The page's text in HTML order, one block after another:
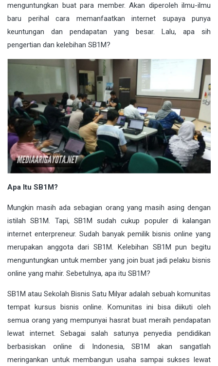
menguntungkan buat para member. Akan diperoleh ilmu-ilmu
baru perihal cara memanfaatkan internet supaya punya
keuntungan dan pendapatan yang besar. Lalu, apa sih
pengertian dan kelebihan SB1M?
Apa Itu SB1M?
Mungkin masih ada sebagian orang yang masih asing dengan
istilah SB1M. Tapi, SB1M sudah cukup populer di kalangan
internet enterpreneur. Sudah banyak pemilik bisnis online yang
merupakan anggota dari SB1M. Kelebihan SB1M pun begitu
menguntungkan untuk member yang join buat jadi pelaku bisnis
online yang mahir. Sebetulnya, apa itu SB1M?
SB1M atau Sekolah Bisnis Satu Milyar adalah sebuah komunitas
tempat kursus bisnis online. Komunitas ini bisa diikuti oleh
semua orang yang mempunyai hasrat buat meraih pendapatan
lewat internet. Sebagai salah satunya penyedia pendidikan
berbasiskan online di Indonesia, SB1M akan sangatlah
meringankan untuk membangun usaha sampai sukses lewat